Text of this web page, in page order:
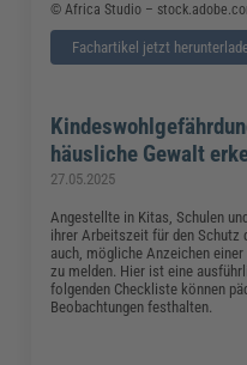
© Africa Studio –
Fachartikel jetzt
häusliche Gewalt
27.05.2025
Angestellte in Kitas, Schulen
ihrer Arbeitszeit für den Schutz
auch, mögliche Anzeichen
zu melden. Hier ist eine
folgenden Checkliste können
Beobachtungen festhalten.